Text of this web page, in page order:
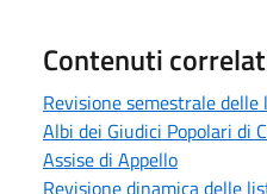
Contenuti
Revisione semestrale
Albi dei Giudici Popolari di
Assise di Appello
Revisione dinamica delle